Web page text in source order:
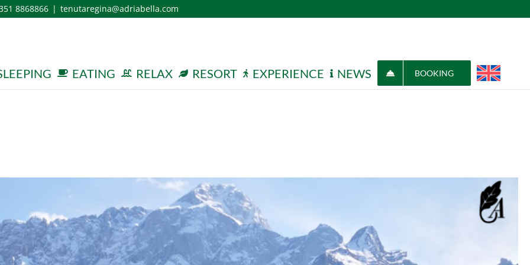
8868866 | tenutaregina@adriabella.com
EATING RELAX RESORT EXPERIENCE NEWS BOOKING
nei Laghi di Fusine